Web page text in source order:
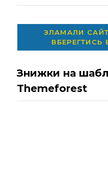
ЗЛАМАЛИ
ВБЕРЕГТИСЬ
Знижки на
Themeforest